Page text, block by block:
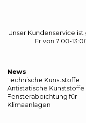
Unser Kundenservice
Fr von 7:00-
News
Technische Kunststoffe
Antistatische Kunststoffe
Fensterabdichtung für
Klimaanlagen